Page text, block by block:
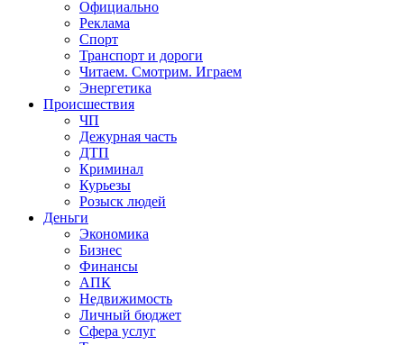
Официально
Реклама
Спорт
Транспорт и дороги
Читаем. Смотрим. Играем
Энергетика
Происшествия
ЧП
Дежурная часть
ДТП
Криминал
Курьезы
Розыск людей
Деньги
Экономика
Бизнес
Финансы
АПК
Недвижимость
Личный бюджет
Сфера услуг